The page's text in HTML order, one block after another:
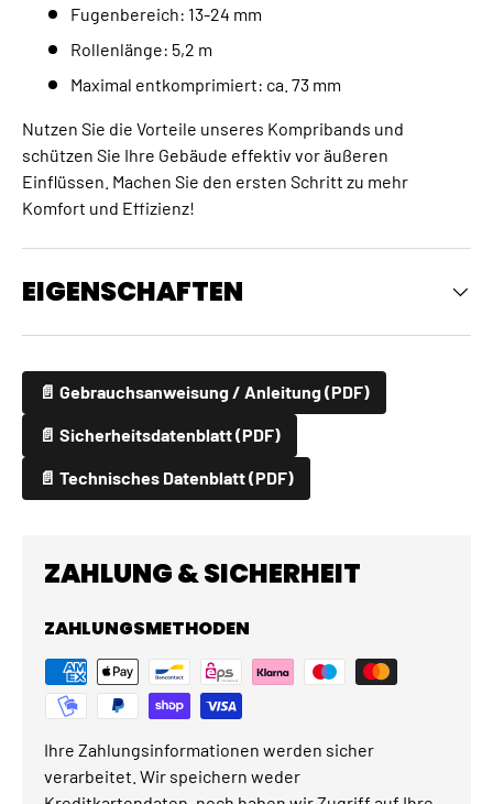
Fugenbereich: 13-24 mm
Rollenlänge: 5,2 m
Maximal entkomprimiert: ca. 73 mm
Nutzen Sie die Vorteile unseres Kompribands und
schützen Sie Ihre Gebäude effektiv vor äußeren
Einflüssen. Machen Sie den ersten Schritt zu mehr
Komfort und Effizienz!
EIGENSCHAFTEN
📄 Gebrauchsanweisung / Anleitung (PDF)
📄 Sicherheitsdatenblatt (PDF)
📄 Technisches Datenblatt (PDF)
ZAHLUNG & SICHERHEIT
ZAHLUNGSMETHODEN
Ihre Zahlungsinformationen werden sicher
verarbeitet. Wir speichern weder